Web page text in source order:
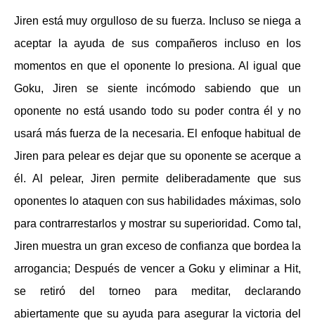
Jiren está muy orgulloso de su fuerza. Incluso se niega a
aceptar la ayuda de sus compañeros incluso en los
momentos en que el oponente lo presiona. Al igual que
Goku, Jiren se siente incómodo sabiendo que un
oponente no está usando todo su poder contra él y no
usará más fuerza de la necesaria. El enfoque habitual de
Jiren para pelear es dejar que su oponente se acerque a
él. Al pelear, Jiren permite deliberadamente que sus
oponentes lo ataquen con sus habilidades máximas, solo
para contrarrestarlos y mostrar su superioridad. Como tal,
Jiren muestra un gran exceso de confianza que bordea la
arrogancia; Después de vencer a Goku y eliminar a Hit,
se retiró del torneo para meditar, declarando
abiertamente que su ayuda para asegurar la victoria del